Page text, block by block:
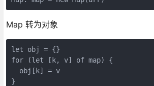
Map 转为对象
let obj = {}
for (let [k, v] of map) {
  obj[k] = v
}